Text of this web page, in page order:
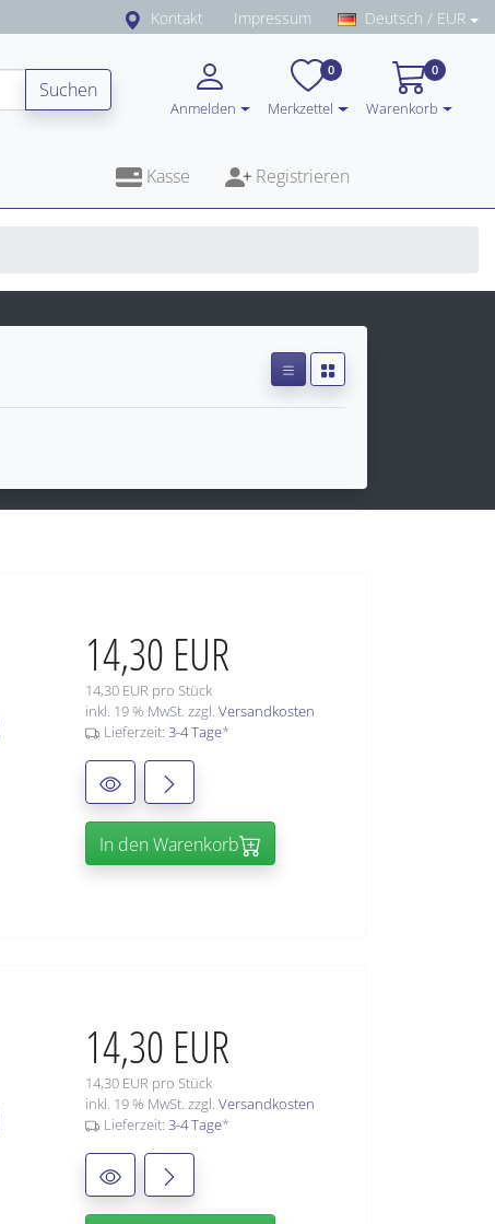
Kontakt Impressum Deutsch / EUR
Suchen
Anmelden Merkzettel
0
Warenkorb
0
Kasse Registrieren
14,30 EUR
14,30 EUR pro Stück
inkl. 19 % MwSt. zzgl. Versandkosten
Lieferzeit: 3-4 Tage*
In den Warenkorb
14,30 EUR
14,30 EUR pro Stück
inkl. 19 % MwSt. zzgl. Versandkosten
Lieferzeit: 3-4 Tage*